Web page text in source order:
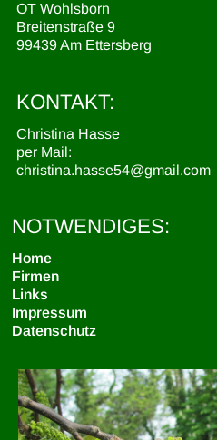
OT Wohlsborn
Breitenstraße 9
99439 Am Ettersberg
KONTAKT:
Christina Hasse
per Mail:
christina.hasse54@gmail.com
NOTWENDIGES:
Home
Firmen
Links
Impressum
Datenschutz